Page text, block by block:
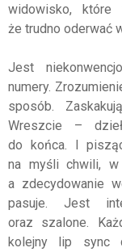
widowisko, które
że trudno oderwać
Jest
numery.
sposób.
Wreszcie –
do końca. I
na myśli chwili,
a zdecydowanie
pasuje. Jest
oraz szalone.
kolejny lip sync